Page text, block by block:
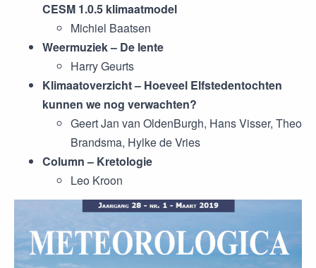
CESM 1.0.5 klimaatmodel
Michiel Baatsen
Weermuziek – De lente
Harry Geurts
Klimaatoverzicht – Hoeveel Elfstedentochten
kunnen we nog verwachten?
Geert Jan van OldenBurgh, Hans Visser, Theo
Brandsma, Hylke de Vries
Column – Kretologie
Leo Kroon